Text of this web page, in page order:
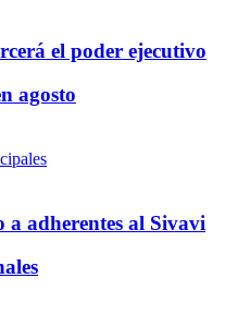
el poder ejecutivo
agosto
a adherentes al Sivavi